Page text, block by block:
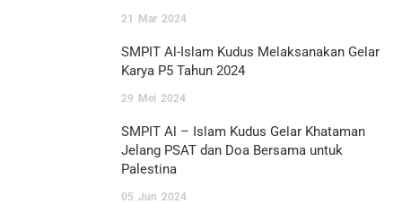
21 Mar 2024
SMPIT Al-Islam Kudus Melaksanakan Gelar
Karya P5 Tahun 2024
29 Mei 2024
SMPIT Al – Islam Kudus Gelar Khataman
Jelang PSAT dan Doa Bersama untuk
Palestina
05 Jun 2024